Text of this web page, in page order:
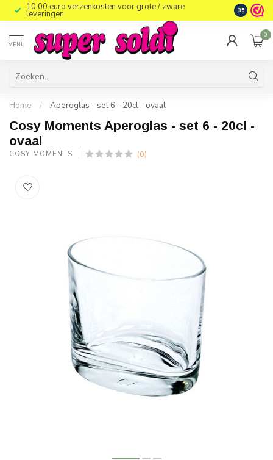
10,00 euro verzenkosten voor grote / zware
leveringen 8.5
MENU
0
Home / Aperoglas - set 6 - 20cl - ovaal
Cosy Moments Aperoglas - set 6 - 20cl -
ovaal
COSY MOMENTS (0)